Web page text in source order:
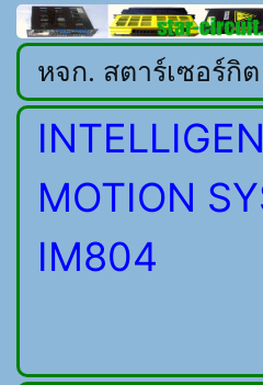
หจก. สตาร์เซอร์กิต
MOTION
IM804